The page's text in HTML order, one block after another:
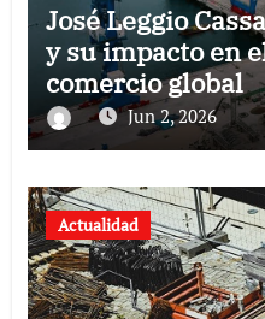
José Leggio
y su impacto en
comercio global
Jun 2, 2026
Actualidad